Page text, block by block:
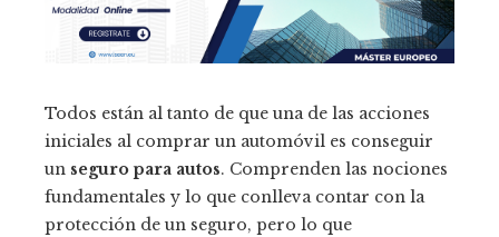
Todos están al tanto de que una de las acciones
iniciales al comprar un automóvil es conseguir
un seguro para autos. Comprenden las nociones
fundamentales y lo que conlleva contar con la
protección de un seguro, pero lo que